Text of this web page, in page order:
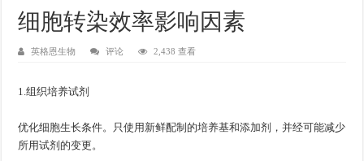
细胞转染效率影响因素
英格恩生物 评论 2,438 查看
1.组织培养试剂
优化细胞生长条件。只使用新鲜配制的培养基和添加剂，并经可能减少
所用试剂的变更。